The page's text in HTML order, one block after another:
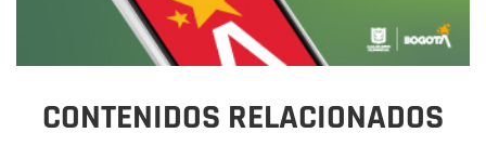
CONTENIDOS RELACIONADOS